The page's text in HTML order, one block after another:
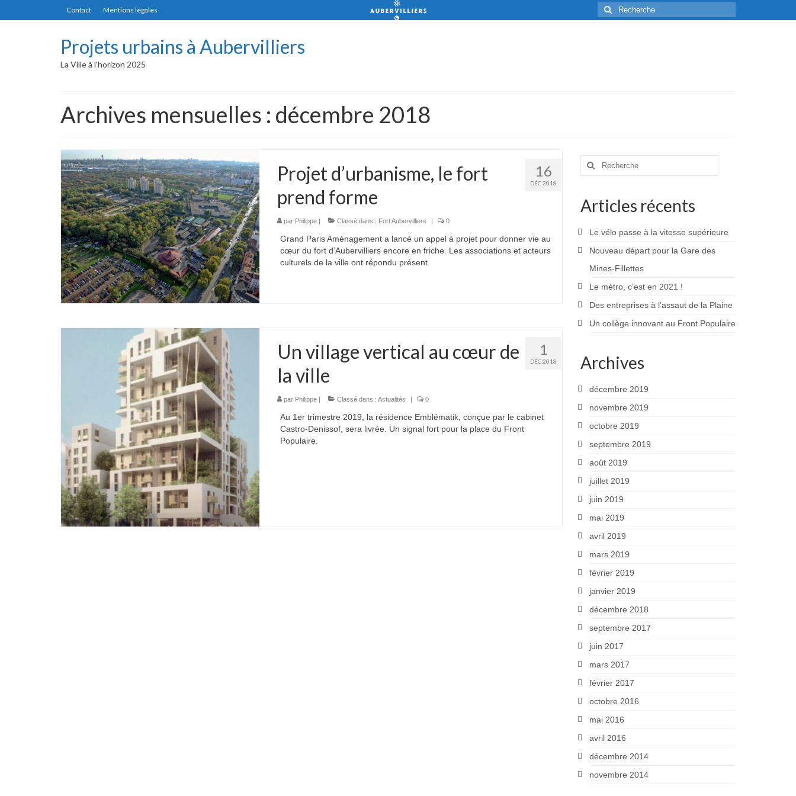
Contact Mentions légales
Rechercher
:
Projets urbains à Aubervilliers
La Ville à l'horizon 2025
Archives mensuelles : décembre 2018
16
DÉC 2018
Projet d’urbanisme, le fort
prend forme
par Philippe| Classé dans : Fort Aubervilliers | 0
Grand Paris Aménagement a lancé un appel à projet pour donner vie au
cœur du fort d’Aubervilliers encore en friche. Les associations et acteurs
culturels de la ville ont répondu présent.
1
DÉC 2018
Un village vertical au cœur de
la ville
par Philippe| Classé dans : Actualités 0
Au 1er trimestre 2019, la résidence Emblématik, conçue par le cabinet
Castro-Denissof, sera livrée. Un signal fort pour la place du Front
Populaire.
Rechercher
Articles récents
Le vélo passe à la vitesse supérieure
Nouveau départ pour la Gare des
Mines-Fillettes
Le métro, c’est en 2021 !
Des entreprises à l’assaut de la Plaine
Un collège innovant au Front Populaire
Archives
décembre 2019
novembre 2019
octobre 2019
septembre 2019
août 2019
juillet 2019
juin 2019
mai 2019
avril 2019
mars 2019
février 2019
janvier 2019
décembre 2018
septembre 2017
juin 2017
mars 2017
février 2017
octobre 2016
mai 2016
avril 2016
décembre 2014
novembre 2014